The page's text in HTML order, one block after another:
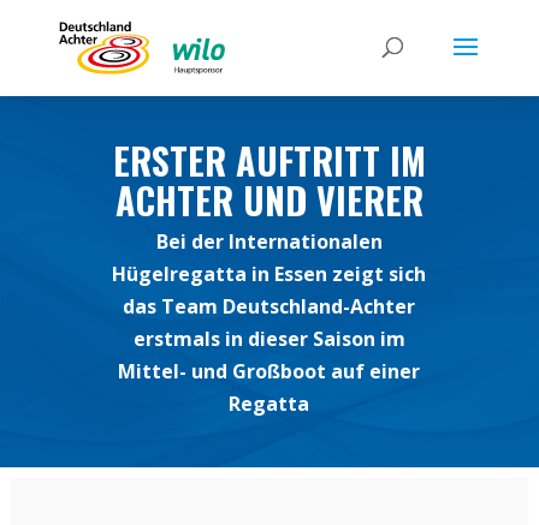
ERSTER AUFTRITT IM
ACHTER UND VIERER
Bei der Internationalen
Hügelregatta in Essen zeigt sich
das Team Deutschland-Achter
erstmals in dieser Saison im
Mittel- und Großboot auf einer
Regatta